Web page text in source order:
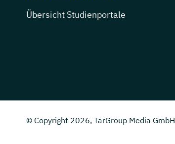
Übersicht Studienportale
© Copyright 2026, TarGroup Media GmbH